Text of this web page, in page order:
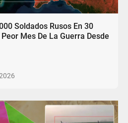
Soldados Rusos En 30
Mes De La Guerra Desde